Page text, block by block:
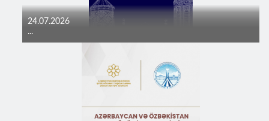
24.07.2026
...